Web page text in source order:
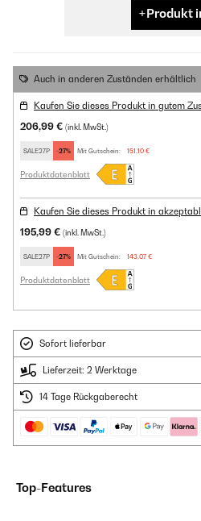
Produkt
Auch in anderen Zuständen erhältlich
Kaufen Sie dieses Produkt in gutem
206,99 € (inkl. MwSt.)
SALE27P -27% Mit Gutschein: 151,10 €
Produktdatenblatt
Kaufen Sie dieses Produkt in
195,99 € (inkl. MwSt.)
SALE27P -27% Mit Gutschein: 143,07 €
Produktdatenblatt
Sofort lieferbar
Lieferzeit: 2 Werktage
14 Tage Rückgaberecht
Top-Features